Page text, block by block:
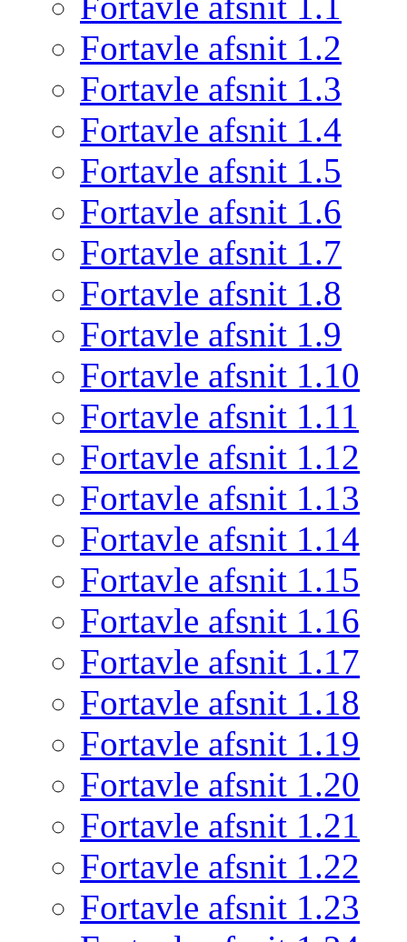
Fortavle afsnit 1.2
Fortavle afsnit 1.3
Fortavle afsnit 1.4
Fortavle afsnit 1.5
Fortavle afsnit 1.6
Fortavle afsnit 1.7
Fortavle afsnit 1.8
Fortavle afsnit 1.9
Fortavle afsnit 1.10
Fortavle afsnit 1.11
Fortavle afsnit 1.12
Fortavle afsnit 1.13
Fortavle afsnit 1.14
Fortavle afsnit 1.15
Fortavle afsnit 1.16
Fortavle afsnit 1.17
Fortavle afsnit 1.18
Fortavle afsnit 1.19
Fortavle afsnit 1.20
Fortavle afsnit 1.21
Fortavle afsnit 1.22
Fortavle afsnit 1.23